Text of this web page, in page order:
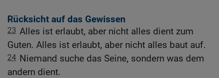
Rücksicht auf das Gewissen
23 Alles ist erlaubt, aber nicht alles dient zum
Guten. Alles ist erlaubt, aber nicht alles baut auf.
24 Niemand suche das Seine, sondern was dem
andern dient.